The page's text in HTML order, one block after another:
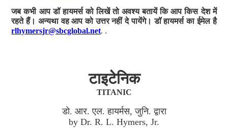
जब कभी आप डॉ हायमर्स को लिखें तो अवश्य बतायें कि आप किस देश में
रहते हैं। अन्यथा वह आप को उत्तर नहीं दे पायेंगे। डॉ हायमर्स का ईमेल है
rlhymersjr@sbcglobal.net. .
टाइटेनिक
TITANIC
डो. आर. एल. हायर्मस, जुनि. द्वारा
by Dr. R. L. Hymers, Jr.